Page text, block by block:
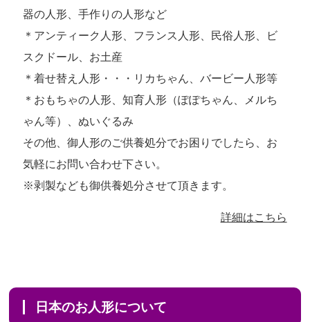
器の人形、手作りの人形など
＊アンティーク人形、フランス人形、民俗人形、ビ
スクドール、お土産
＊着せ替え人形・・・リカちゃん、バービー人形等
＊おもちゃの人形、知育人形（ぽぽちゃん、メルち
ゃん等）、ぬいぐるみ
その他、御人形のご供養処分でお困りでしたら、お
気軽にお問い合わせ下さい。
※剥製なども御供養処分させて頂きます。
詳細はこちら
日本のお人形について